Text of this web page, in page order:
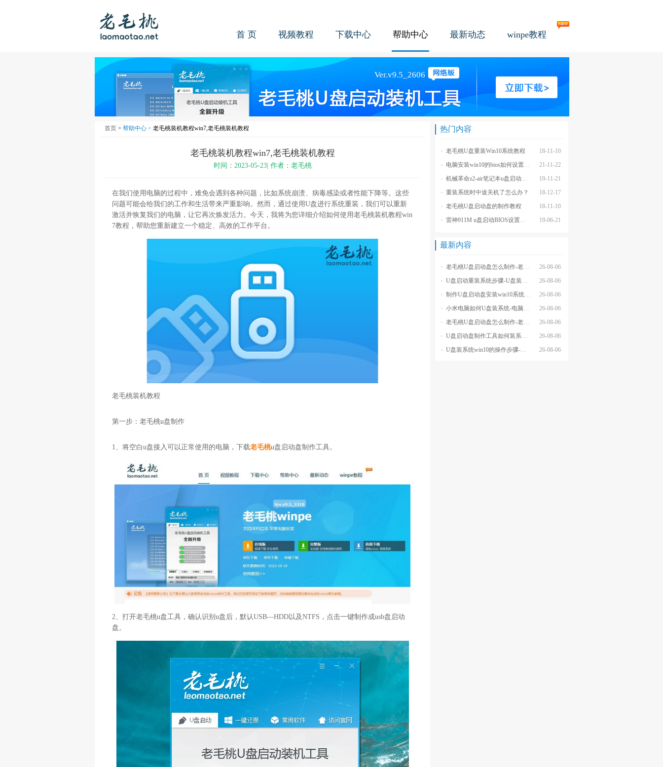
首 页 视频教程 下载中心 帮助中心 最新动态 winpe教程
首页 > 帮助中心 > 老毛桃装机教程win7,老毛桃装机教程
老毛桃装机教程win7,老毛桃装机教程
时间：2023-05-23| 作者：老毛桃
在我们使用电脑的过程中，难免会遇到各种问题，比如系统崩溃、病毒感染或者性能下降等。这些
问题可能会给我们的工作和生活带来严重影响。然而，通过使用U盘进行系统重装，我们可以重新
激活并恢复我们的电脑，让它再次焕发活力。今天，我将为您详细介绍如何使用老毛桃装机教程win
7教程，帮助您重新建立一个稳定、高效的工作平台。
老毛桃装机教程
第一步：老毛桃u盘制作
1、将空白u盘接入可以正常使用的电脑，下载老毛桃u盘启动盘制作工具。
2、打开老毛桃u盘工具，确认识别u盘后，默认USB—HDD以及NTFS，点击一键制作成usb盘启动
盘。
热门内容
18-11-10
老毛桃U盘重装Win10系统教程
21-11-22
电脑安装win10的bios如何设置u盘图文教程
19-11-21
机械革命z2-air笔记本u盘启动BIOS设置教程
18-12-17
重装系统时中途关机了怎么办？
18-11-10
老毛桃U盘启动盘的制作教程
19-06-21
雷神911M u盘启动BIOS设置教程
最新内容
26-08-06
老毛桃U盘启动盘怎么制作-老毛桃winpeU盘启动盘制作步骤
26-08-06
U盘启动重装系统步骤-U盘装系统步骤操作
26-08-06
制作U盘启动盘安装win10系统步骤-制作U盘启动盘安装win10系统步骤
26-08-06
小米电脑如何U盘装系统-电脑怎么U盘装系统
26-08-06
老毛桃U盘启动盘怎么制作-老毛桃U盘启动盘制作步骤
26-08-06
U盘启动盘制作工具如何装系统- U盘启动盘制作工具怎么装系统
26-08-06
U盘装系统win10的操作步骤-外星人U盘装系统win10电脑